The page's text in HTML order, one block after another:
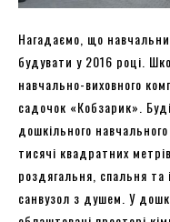
Нагадаємо, що
будувати у 2016 році.
навчально-виховного
садочок «Кобзарик».
дошкільного
тисячі квадратних
роздягальня, спальня та
санвузол з душем. У